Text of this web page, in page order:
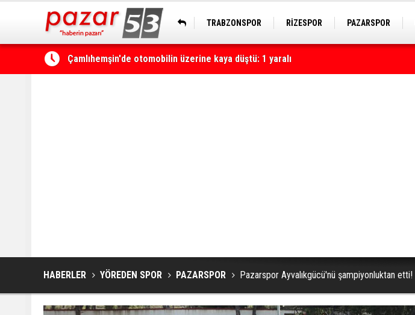
TRABZONSPOR RİZESPOR PAZARSPOR
Yerli ve milli olarak üretilen ventilatörler şehir hastanelerine ulaştı
HABERLER YÖREDEN SPOR PAZARSPOR Pazarspor Ayvalıkgücü'nü şampiyonluktan etti!